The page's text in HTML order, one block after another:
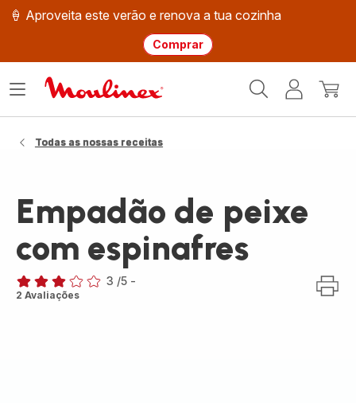
🍦 Aproveita este verão e renova a tua cozinha
Comprar
Moulinex
O
Abrir
Todas as nossas receitas
Empadão de peixe
com espinafres
Avaliações
3 /5 -
2 Avaliações